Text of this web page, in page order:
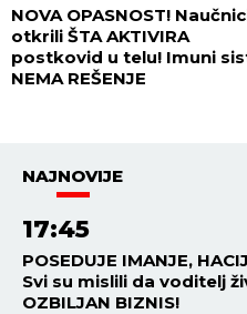
NOVA OPASNOST!
otkrili ŠTA AKTIVIRA
postkovid u telu! Imuni
NEMA REŠENJE
NAJNOVIJE
17:45
POSEDUJE IMANJE,
Svi su mislili da voditelj
OZBILJAN BIZNIS!